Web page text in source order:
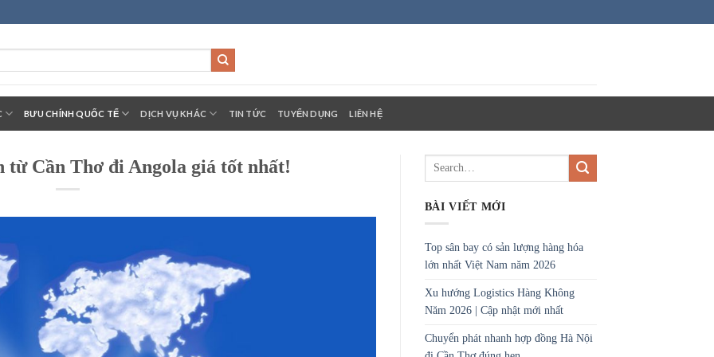
BƯU CHÍNH QUỐC TẾ DỊCH VỤ KHÁC TIN TỨC TUYỂN DỤNG LIÊN HỆ
từ Cần Thơ đi Angola giá tốt nhất!
BÀI VIẾT MỚI
Top sân bay có sản lượng hàng hóa
lớn nhất Việt Nam năm 2026
Xu hướng Logistics Hàng Không
Năm 2026 | Cập nhật mới nhất
Chuyển phát nhanh hợp đồng Hà Nội